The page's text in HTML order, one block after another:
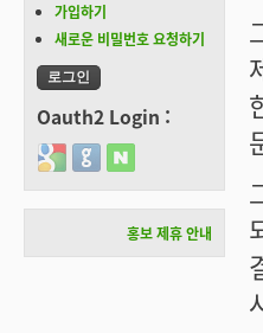
가입하기
새로운 비밀번호 요청하기
Oauth2 Login :
Login with Google
Login with GitHub
Login with Naver
홍보 제휴 안내